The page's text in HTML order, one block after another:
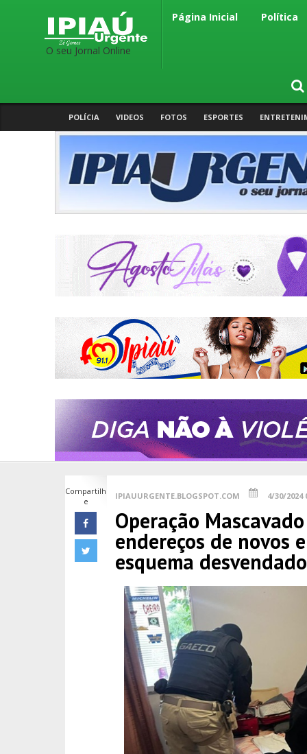
O seu Jornal Online
Página Inicial Política
POLÍCIA VIDEOS FOTOS ESPORTES
Compartilh
e
IPIAUURGENTE.BLOGSPOT.COM 4/30/2024
Operação
endereços de novos
esquema